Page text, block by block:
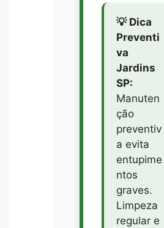
💡 Dica
Preventi
va
Jardins
SP:
Manuten
ção
preventiv
a evita
entupime
ntos
graves.
Limpeza
regular e